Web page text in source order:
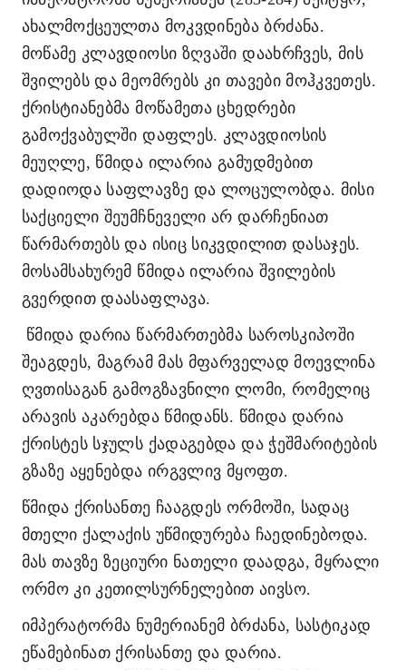
ახალმოქცეულთა მოკვდინება ბრძანა.
მოწამე კლავდიოსი ზღვაში დაახრჩვეს, მის
შვილებს და მეომრებს კი თავები მოჰკვეთეს.
ქრისტიანებმა მოწამეთა ცხედრები
გამოქვაბულში დაფლეს. კლავდიოსის
მეუღლე, წმიდა ილარია გამუდმებით
დადიოდა საფლავზე და ლოცულობდა. მისი
საქციელი შეუმჩნეველი არ დარჩენიათ
წარმართებს და ისიც სიკვდილით დასაჯეს.
მოსამსახურემ წმიდა ილარია შვილების
გვერდით დაასაფლავა.
წმიდა დარია წარმართებმა საროსკიპოში
შეაგდეს, მაგრამ მას მფარველად მოევლინა
ღვთისაგან გამოგზავნილი ლომი, რომელიც
არავის აკარებდა წმიდანს. წმიდა დარია
ქრისტეს სჯულს ქადაგებდა და ჭეშმარიტების
გზაზე აყენებდა ირგვლივ მყოფთ.
წმიდა ქრისანთე ჩააგდეს ორმოში, სადაც
მთელი ქალაქის უწმიდურება ჩაედინებოდა.
მას თავზე ზეციური ნათელი დაადგა, მყრალი
ორმო კი კეთილსურნელებით აივსო.
იმპერატორმა ნუმერიანემ ბრძანა, სასტიკად
ეწამებინათ ქრისანთე და დარია.